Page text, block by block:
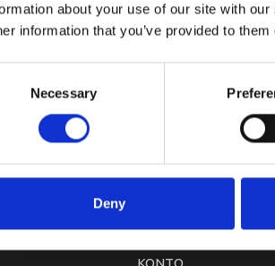
about your use of our site with
information that you’ve provided to
Necessary
Deny
og hyppige prisændringer i markedet. Derfor
tilfældet.
KONTO